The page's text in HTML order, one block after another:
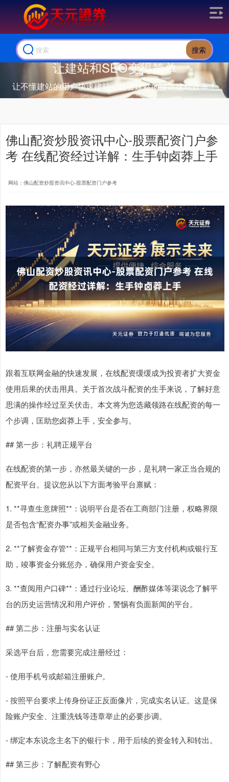
搜索
让建站和SEO变得简单
让不懂建站的用户快速建站，让会建站的提高建站效率！
佛山配资炒股资讯中心-股票配资门户参
考 在线配资经过详解：生手钟卤莽上手
网站：佛山配资炒股资讯中心-股票配资门户参考
跟着互联网金融的快速发展，在线配资缓缓成为投资者扩大资金
使用后果的伏击用具。关于首次战斗配资的生手来说，了解好意
思满的操作经过至关伏击。本文将为您选藏领路在线配资的每一
个步调，匡助您卤莽上手，安全参与。
## 第一步：礼聘正规平台
在线配资的第一步，亦然最关键的一步，是礼聘一家正当合规的
配资平台。提议您从以下方面考验平台禀赋：
1. **寻查生意牌照**：说明平台是否在工商部门注册，权略界限
是否包含“配资办事”或相关金融业务。
2. **了解资金存管**：正规平台相同与第三方支付机构或银行互
助，竣事资金分账惩办，确保用户资金安全。
3. **查阅用户口碑**：通过行业论坛、酬酢媒体等渠说念了解平
台的历史运营情况和用户评价，警惕有负面新闻的平台。
## 第二步：注册与实名认证
采选平台后，您需要完成注册经过：
- 使用手机号或邮箱注册账户。
- 按照平台要求上传身份证正反面像片，完成实名认证。这是保
险账户安全、注重洗钱等违章举止的必要步调。
- 绑定本东说念主名下的银行卡，用于后续的资金转入和转出。
## 第三步：了解配资有野心